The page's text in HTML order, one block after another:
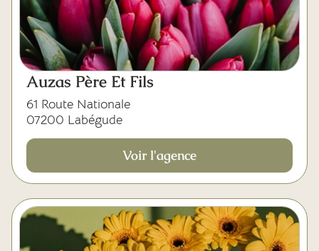
Auzas Père Et Fils
61 Route Nationale
07200 Labégude
Voir l'agence